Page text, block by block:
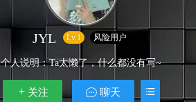
JYL Lv.1 风险用户
个人说明：Ta太懒了，什么都没有写~
关注 聊天